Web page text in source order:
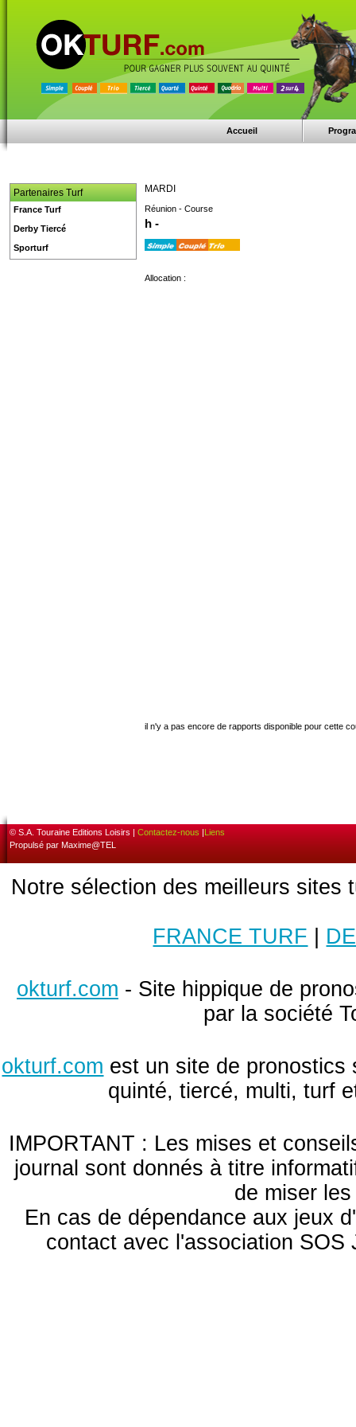
Accueil
MARDI
Réunion - Course
h -
Allocation :
il n'y a pas encore de rapports disponible pour cette
Partenaires Turf
France Turf
Derby Tiercé
Sporturf
© S.A. Touraine Editions Loisirs | Contactez-nous |Liens
Propulsé par Maxime@TEL
Notre sélection des meilleurs sites
FRANCE TURF
okturf.com - Site hippique de
par la société
okturf.com est un site de pronostics
quinté, tiercé, multi, turf
IMPORTANT : Les mises et
journal sont donnés à titre
de miser
En cas de dépendance aux jeux
contact avec l'association